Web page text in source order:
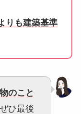
りも建築基準
のこと
ぜひ最後